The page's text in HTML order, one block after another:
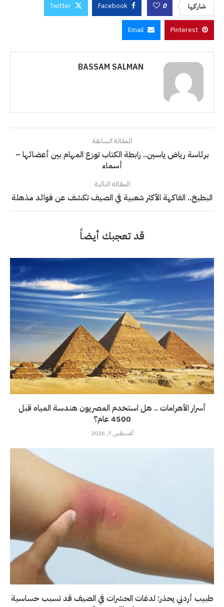
شاركها 0
Facebook
Twitter
Pinterest
Email
BASSAM SALMAN
المقالة السابقة
برئاسة رياض ياسين.. رابطة الكتاب توزع المهام بين أعضائها –
أسماء
المقالة التالية
البطيخ.. الفاكهة الأكثر شعبية في الصيف تكشف عن فوائد مذهلة
قد تعجبك أيضاً
أسرار الأهرامات .. هل استخدم المصريون هندسة المياه قبل
4500 عام؟
أغسطس 7, 2026
طبيب أردني يحذر: لدغات الحشرات في الصيف قد تسبب حساسية